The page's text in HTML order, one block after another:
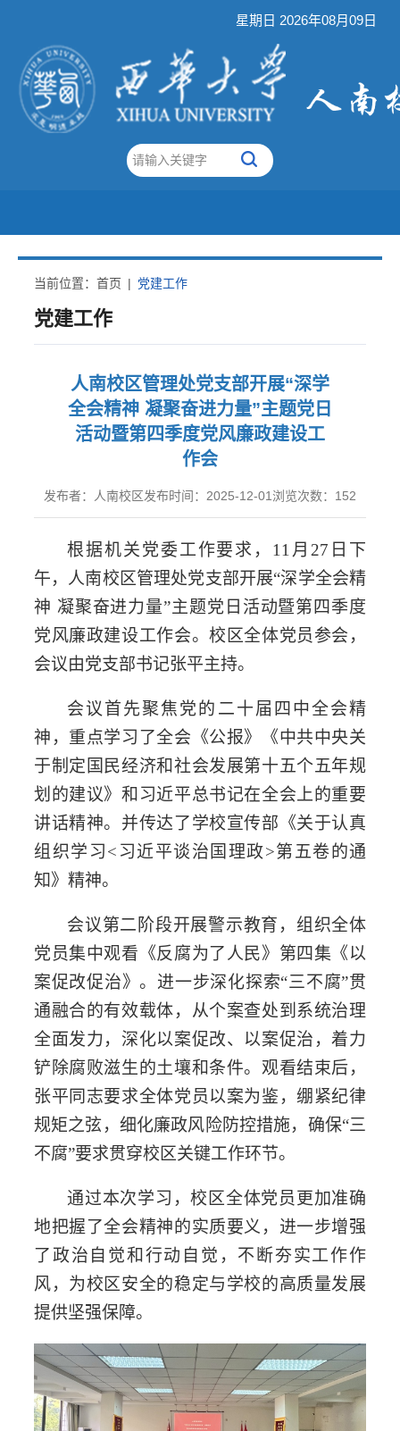
星期日 2026年08月09日
当前位置： 首页 | 党建工作
党建工作
人南校区管理处党支部开展“深学
全会精神 凝聚奋进力量”主题党日
活动暨第四季度党风廉政建设工
作会
发布者：人南校区发布时间：2025-12-01 浏览次数： 152
根据机关党委工作要求， 11 月 27 日下
午，人南校区管理处党支部开展“深学全会精
神 凝聚奋进力量”主题党日活动暨第四季度
党风廉政建设工作会。校区全体党员参会，
会议由党支部书记张平主持。
会议首先聚焦党的二十届四中全会精
神，重点学习了全会《公报》《中共中央关
于制定国民经济和社会发展第十五个五年规
划的建议》和习近平总书记在全会上的重要
讲话精神。并传达了学校宣传部《关于认真
组织学习< 习近平谈治国理政>第五卷的通
知》精神。
会议第二阶段开展警示教育，组织全体
党员集中观看《反腐为了人民》第四集《以
案促改促治》。进一步深化探索“三不腐”贯
通融合的有效载体，从个案查处到系统治理
全面发力，深化以案促改、以案促治，着力
铲除腐败滋生的土壤和条件。观看结束后，
张平同志要求全体党员以案为鉴，绷紧纪律
规矩之弦，细化廉政风险防控措施，确保“三
不腐”要求贯穿校区关键工作环节。
通过本次学习，校区全体党员更加准确
地把握了全会精神的实质要义，进一步增强
了政治自觉和行动自觉，不断夯实工作作
风，为校区安全的稳定与学校的高质量发展
提供坚强保障。